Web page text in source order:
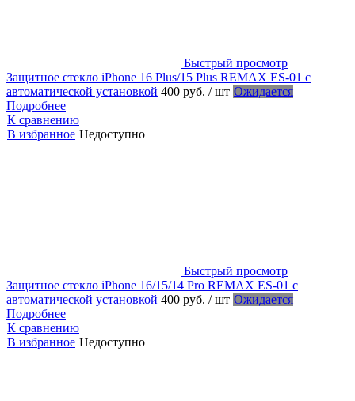
Быстрый просмотр
Защитное стекло iPhone 16 Plus/15 Plus REMAX ES-01 с
автоматической установкой 400 руб. / шт Ожидается
Подробнее
К сравнению
В избранное Недоступно
Быстрый просмотр
Защитное стекло iPhone 16/15/14 Pro REMAX ES-01 с
автоматической установкой 400 руб. / шт Ожидается
Подробнее
К сравнению
В избранное Недоступно